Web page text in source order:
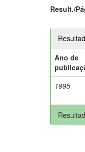
Result./
Ano de
1995